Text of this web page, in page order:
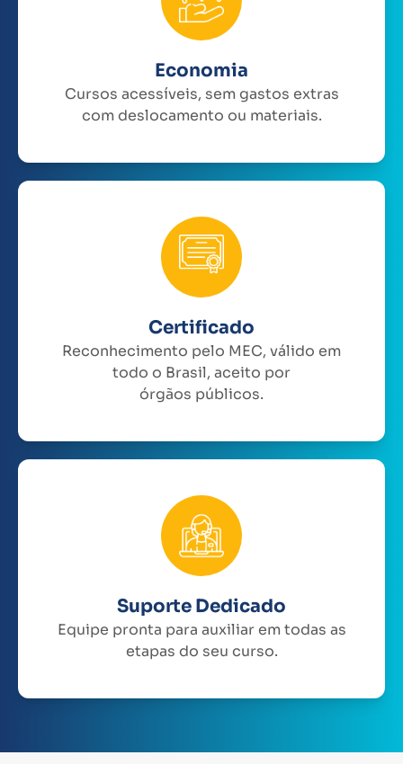
Economia
Cursos acessíveis, sem gastos extras
com deslocamento ou materiais.
Certificado
Reconhecimento pelo MEC, válido em
todo o Brasil, aceito por
órgãos públicos.
Suporte Dedicado
Equipe pronta para auxiliar em todas as
etapas do seu curso.